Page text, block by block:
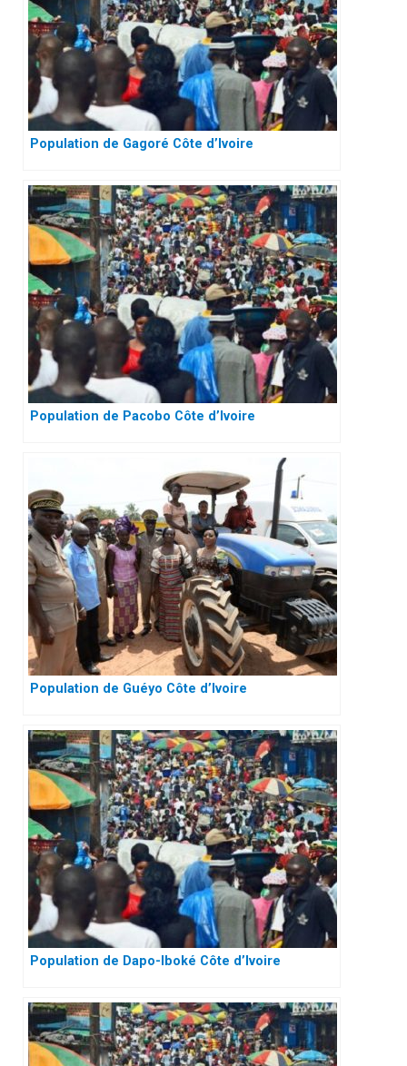
Population de Gagoré Côte d’Ivoire
Population de Pacobo Côte d’Ivoire
Population de Guéyo Côte d’Ivoire
Population de Dapo-Iboké Côte d’Ivoire